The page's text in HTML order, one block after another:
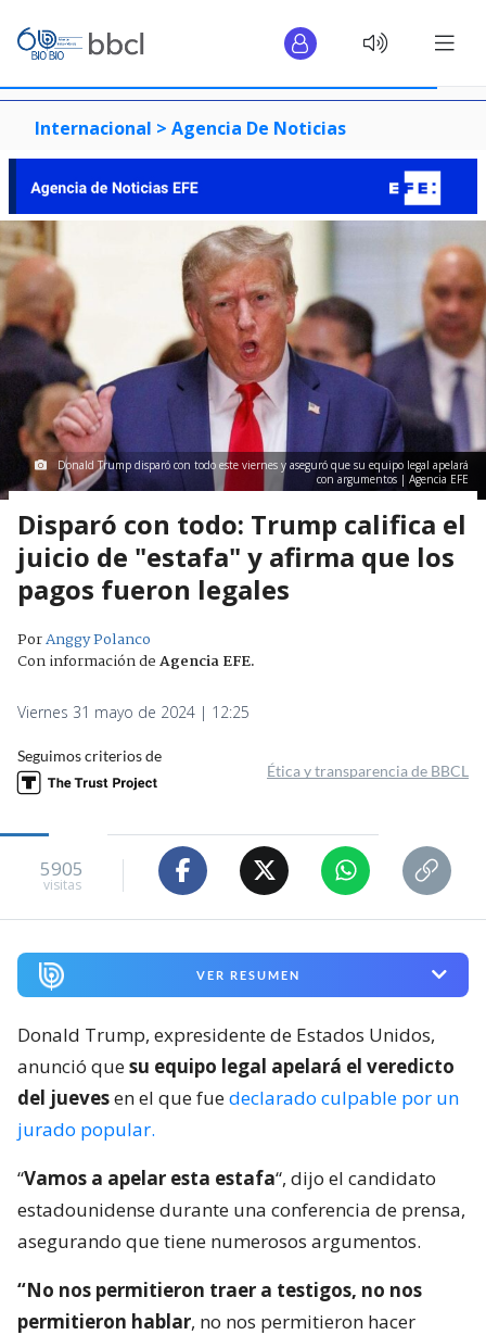
Internacional > Agencia De Noticias
Donald Trump disparó con todo este viernes y aseguró que su equipo legal apelará
con argumentos | Agencia EFE
Disparó con todo: Trump califica el
juicio de "estafa" y afirma que los
pagos fueron legales
PorAnggy Polanco
Con información deAgencia EFE.
Viernes 31 mayo de 2024 | 12:25
Seguimos criterios de
Ética y transparencia de BBCL
5905
visitas
VER RESUMEN
Donald Trump, expresidente de Estados Unidos,
anunció quesu equipo legal apelará el veredicto
del juevesen el que fuedeclarado culpable por un
jurado popular.
“Vamos a apelar esta estafa“, dijo el candidato
estadounidense durante una conferencia de prensa,
asegurando que tiene numerosos argumentos.
“No nos permitieron traer a testigos, no nos
permitieron hablar, no nos permitieron hacer